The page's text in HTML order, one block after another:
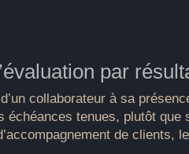
par
collaborateur à sa
tenues, plutôt
de